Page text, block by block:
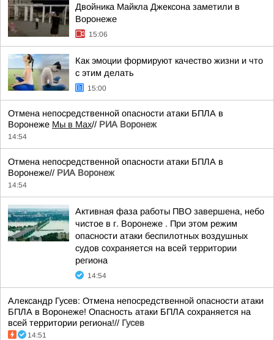
Двойника Майкла Джексона заметили в
Воронеже
15:06
Как эмоции формируют качество жизни и что
с этим делать
15:00
Отмена непосредственной опасности атаки БПЛА в
Воронеже Мы в Мах// РИА Воронеж
14:54
Отмена непосредственной опасности атаки БПЛА в
Воронеже// РИА Воронеж
14:54
Активная фаза работы ПВО завершена, небо
чистое в г. Воронеже . При этом режим
опасности атаки беспилотных воздушных
судов сохраняется на всей территории
региона
14:54
Александр Гусев: Отмена непосредственной опасности атаки
БПЛА в Воронеже! Опасность атаки БПЛА сохраняется на
всей территории региона!// Гусев
14:51